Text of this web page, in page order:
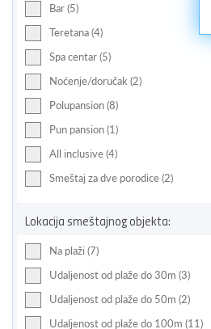
Bar (5)
Teretana (4)
Spa centar (5)
Noćenje/doručak (2)
Polupansion (8)
Pun pansion (1)
All inclusive (4)
Smeštaj za dve porodice (2)
Lokacija smeštajnog objekta:
Na plaži (7)
Udaljenost od plaže do 30m (3)
Udaljenost od plaže do 50m (2)
Udaljenost od plaže do 100m (11)